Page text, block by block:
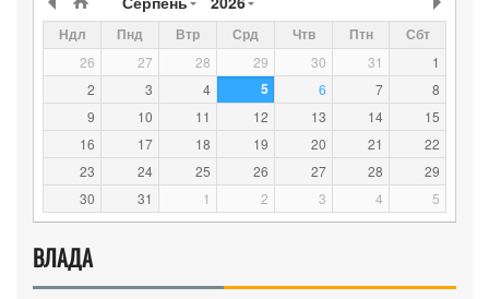
Ндл Пнд Втр Срд Чтв Птн Сбт
26 27 28 29 30 31
1
2
3 4 5 6 7
8
9
10 11 12 13 14
15
16
17 18 19 20 21
22
23
24 25 26 27 28
29
30
31 1 2 3 4 5
ВЛАДА